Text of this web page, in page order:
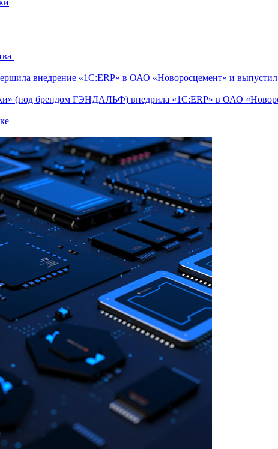
внедрение «1С:ERP» в ОАО «Новоросцемент» и выпустил
(под брендом ГЭНДАЛЬФ) внедрила «1С:ERP» в ОАО